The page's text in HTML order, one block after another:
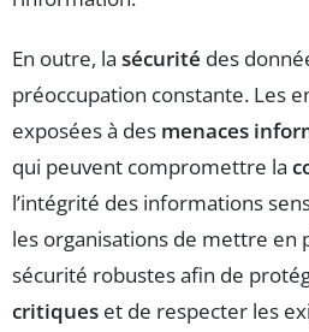
En outre, la sécurité des
préoccupation constante. Les
exposées à des menaces
qui peuvent compromettre la
l’intégrité des informations
les organisations de mettre en
sécurité robustes afin de
critiques et de respecter les